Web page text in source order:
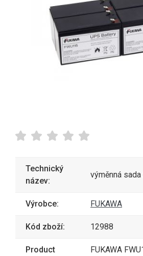
Technický
název:
výměnná
Výrobce: FUKAWA
Kód zboží: 12988
Product
FUKAWA